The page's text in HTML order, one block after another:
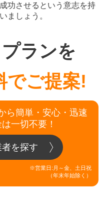
功させるという意志を持
ましょう。
ランを
でご提案!
ら簡単・安心・迅速
一切不要！
を探す
※営業日:月～金、土日祝
（年末年始除く）